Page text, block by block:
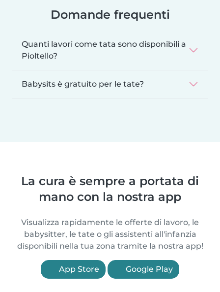
Domande frequenti
Quanti lavori come tata sono disponibili a
Pioltello?
Babysits è gratuito per le tate?
La cura è sempre a portata di
mano con la nostra app
Visualizza rapidamente le offerte di lavoro, le
babysitter, le tate o gli assistenti all'infanzia
disponibili nella tua zona tramite la nostra app!
App Store Google Play